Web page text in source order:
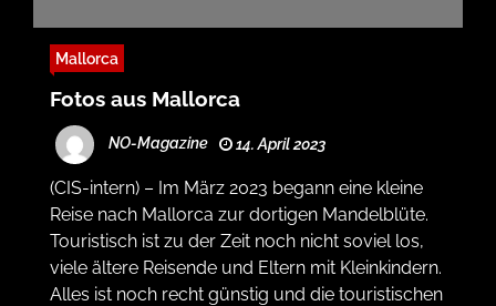
Mallorca
Fotos aus Mallorca
NO-Magazine 14. April 2023
(CIS-intern) – Im März 2023 begann eine kleine
Reise nach Mallorca zur dortigen Mandelblüte.
Touristisch ist zu der Zeit noch nicht soviel los,
viele ältere Reisende und Eltern mit Kleinkindern.
Alles ist noch recht günstig und die touristischen